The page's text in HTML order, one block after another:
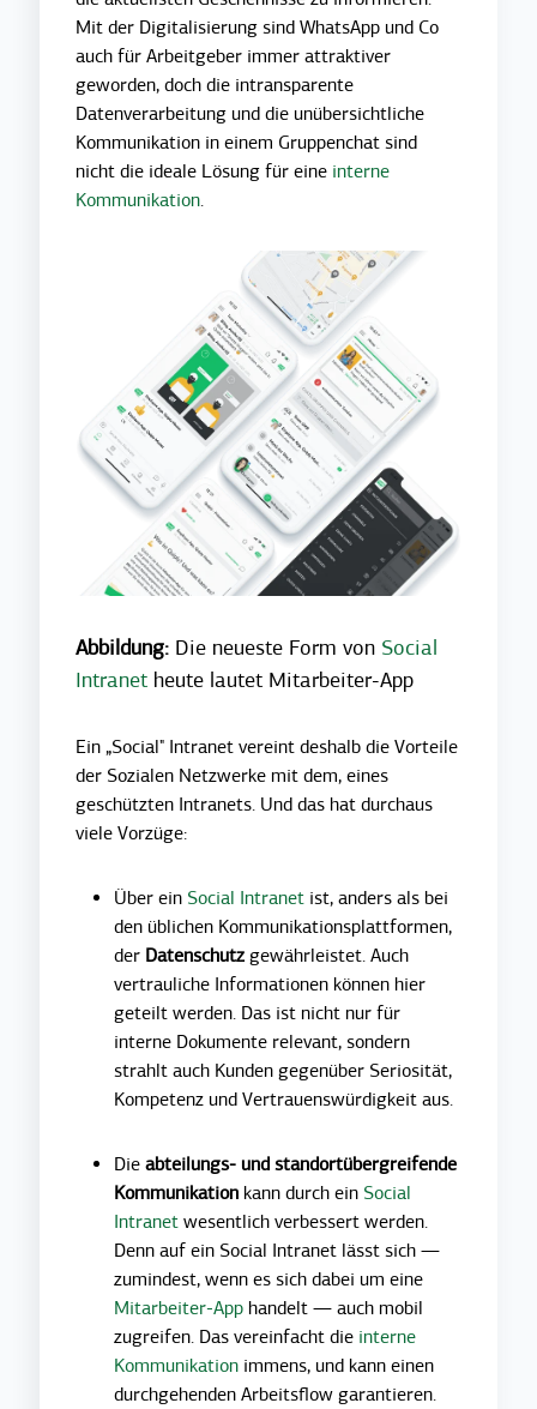
Mit der Digitalisierung sind WhatsApp und Co
auch für Arbeitgeber immer attraktiver
geworden, doch die intransparente
Datenverarbeitung und die unübersichtliche
Kommunikation in einem Gruppenchat sind
nicht die ideale Lösung für eine interne
Kommunikation.
Abbildung: Die neueste Form von Social
Intranet heute lautet Mitarbeiter-App
Ein „Social" Intranet vereint deshalb die Vorteile
der Sozialen Netzwerke mit dem, eines
geschützten Intranets. Und das hat durchaus
viele Vorzüge:
Über ein Social Intranet ist, anders als bei
den üblichen Kommunikationsplattformen,
der Datenschutz gewährleistet. Auch
vertrauliche Informationen können hier
geteilt werden. Das ist nicht nur für
interne Dokumente relevant, sondern
strahlt auch Kunden gegenüber Seriosität,
Kompetenz und Vertrauenswürdigkeit aus.
Dieabteilungs- und standortübergreifende
Kommunikation kann durch ein Social
Intranet wesentlich verbessert werden.
Denn auf ein Social Intranet lässt sich —
zumindest, wenn es sich dabei um eine
Mitarbeiter-App handelt — auch mobil
zugreifen. Das vereinfacht die interne
Kommunikation immens, und kann einen
durchgehenden Arbeitsflow garantieren.